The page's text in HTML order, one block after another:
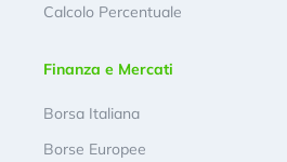
Calcolo Percentuale
Finanza e Mercati
Borsa Italiana
Borse Europee